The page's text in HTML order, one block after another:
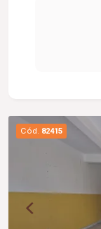
Cód. 82415